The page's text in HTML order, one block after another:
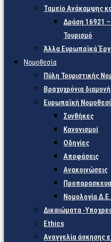
Ταμείο Ανάκαμψης
Δράση 16921
Τουρισμό
Άλλα Ευρωπαϊκά
Νομοθεσία
Πύλη Τουριστικής
Βραχυχρόνια διαμονή
Ευρωπαϊκή
Συνθήκες
Κανονισμοί
Οδηγίες
Αποφάσεις
Ανακοινώσεις
Νομολογία
Δικαιώματα -
Ethics
Αναγγελία άσκησης